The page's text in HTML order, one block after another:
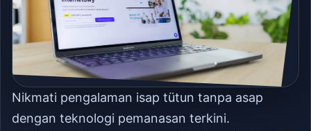
Nikmati pengalaman isap tütun tanpa asap
dengan teknologi pemanasan terkini.